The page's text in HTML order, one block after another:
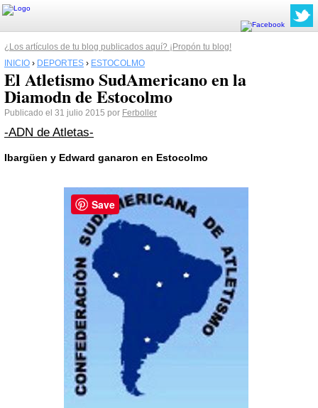
¿Los artículos de tu blog publicados aquí? ¡Propón tu blog!
INICIO › DEPORTES › ESTOCOLMO
El Atletismo SudAmericano en la
Diamodn de Estocolmo
Publicado el 31 julio 2015 por Ferboller
-ADN de Atletas-
Ibargüen y Edward ganaron en Estocolmo
Save